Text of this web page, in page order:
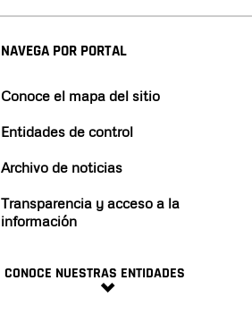
NAVEGA POR PORTAL
Conoce el mapa del sitio
Entidades de control
Archivo de noticias
Transparencia y acceso a la
información
CONOCE NUESTRAS ENTIDADES